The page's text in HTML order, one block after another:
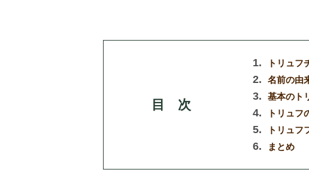
目 次
トリュフ
名前の由
基本のト
トリュフ
トリュフ
まとめ